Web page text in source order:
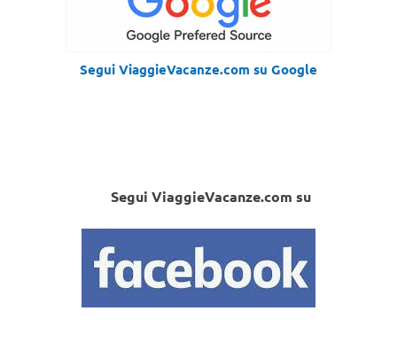
Segui ViaggieVacanze.com su Google
Segui ViaggieVacanze.com su